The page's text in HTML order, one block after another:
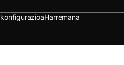
Harremana